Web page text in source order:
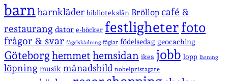
barnbarnkläder bibliotekslån Bröllop café &
restaurang dator e-böcker festligheterfoto
frågor & svar fågelskådning fåglar födelsedag geocaching
Göteborghemmet hemsidan ikea jobb lopp läsning
löpning musik månadsbild nobelpristagare